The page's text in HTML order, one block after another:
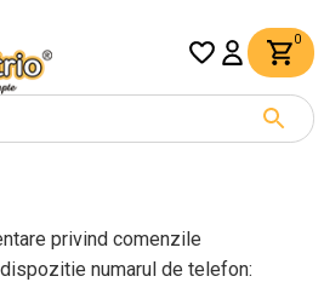
0
privind comenzile
numarul de telefon: